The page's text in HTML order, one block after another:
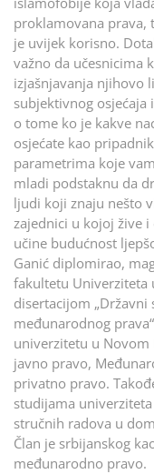
proklamovana prava,
je uvijek korisno.
važno da učesnicima
izjašnjavanja njihovo
subjektivnog osjećaja
o tome ko je kakve
osjećate kao
parametrima koje
mladi podstaknu da
ljudi koji znaju nešto
zajednici u kojoj žive
učine budućnost
Ganić diplomirao,
fakultetu Univerziteta
disertacijom
međunarodnog
univerzitetu u Novom
javno pravo,
privatno pravo.
studijama
stručnih radova u
Član je srbijanskog
međunarodno pravo.